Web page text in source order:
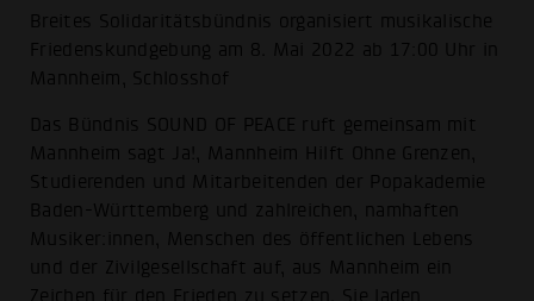
Breites Solidaritätsbündnis organisiert musikalische
Friedenskundgebung am 8. Mai 2022 ab 17:00 Uhr in
Mannheim, Schlosshof
Das Bündnis SOUND OF PEACE ruft gemeinsam mit
Mannheim sagt Ja!, Mannheim Hilft Ohne Grenzen,
Studierenden und Mitarbeitenden der Popakademie
Baden-Württemberg und zahlreichen, namhaften
Musiker:innen, Menschen des öffentlichen Lebens
und der Zivilgesellschaft auf, aus Mannheim ein
Zeichen für den Frieden zu setzen. Sie laden